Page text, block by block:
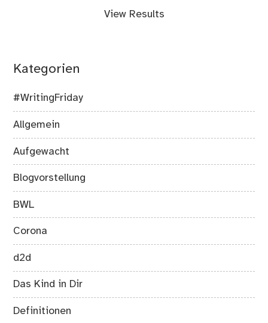
View Results
Kategorien
#WritingFriday
Allgemein
Aufgewacht
Blogvorstellung
BWL
Corona
d2d
Das Kind in Dir
Definitionen